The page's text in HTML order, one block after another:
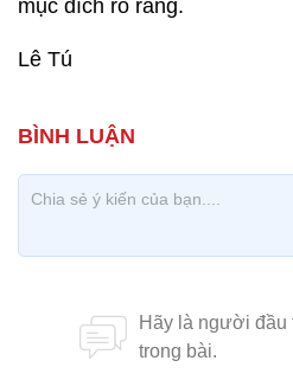
mục đích rõ ràng.
Lê Tú